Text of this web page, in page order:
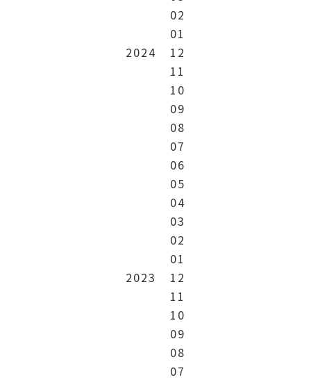
02
01
2024
12
11
10
09
08
07
06
05
04
03
02
01
2023
12
11
10
09
08
07